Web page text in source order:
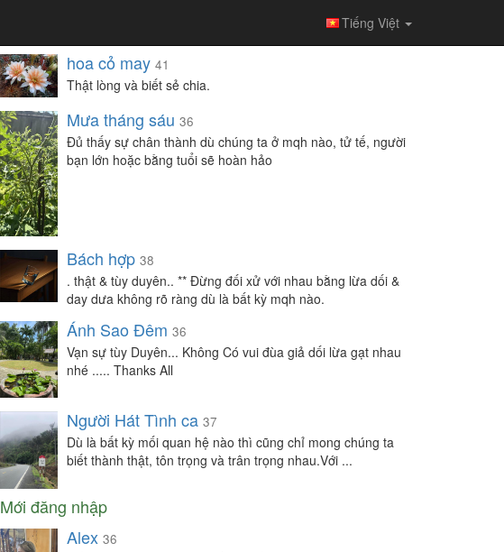
Tiếng Việt
hoa cỏ may 41
Thật lòng và biết sẻ chia.
Mưa tháng sáu 36
Đủ thấy sự chân thành dù chúng ta ở mqh nào, tử tế, người
bạn lớn hoặc bằng tuổi sẽ hoàn hảo
Bách hợp 38
. thật & tùy duyên.. ** Đừng đối xử với nhau bằng lừa dối &
day dưa không rõ ràng dù là bất kỳ mqh nào.
Ánh Sao Đêm 36
Vạn sự tùy Duyên... Không Có vui đùa giả dối lừa gạt nhau
nhé ..... Thanks All
Người Hát Tình ca 37
Dù là bất kỳ mối quan hệ nào thì cũng chỉ mong chúng ta
biết thành thật, tôn trọng và trân trọng nhau.Với ...
Mới đăng nhập
Alex 36